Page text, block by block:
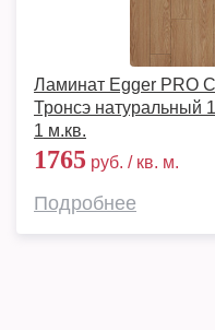
Ламинат Egger PRO
Тронсэ натуральный
1 м.кв.
1765 руб. / кв. м.
Подробнее